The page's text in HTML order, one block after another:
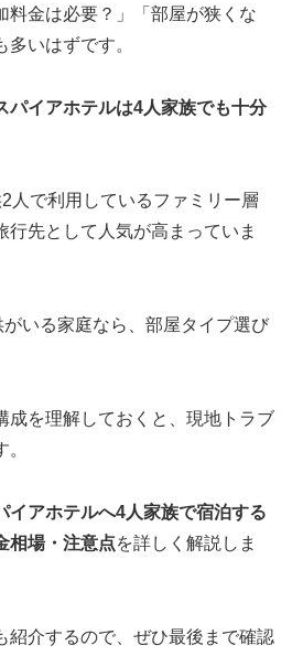
料金は必要？」「部屋が狭くな
いはずです。
パイアホテルは4人家族でも十分
人で利用しているファミリー層
行先として人気が高まっていま
いる家庭なら、部屋タイプ選び
成を理解しておくと、現地トラブ
イアホテルへ4人家族で宿泊する
相場・注意点を詳しく解説しま
紹介するので、ぜひ最後まで確認